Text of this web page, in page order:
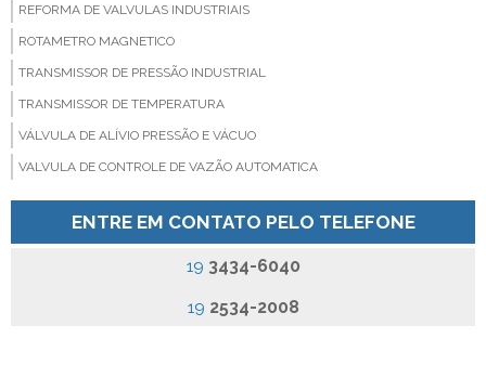
REFORMA DE VALVULAS INDUSTRIAIS
ROTAMETRO MAGNETICO
TRANSMISSOR DE PRESSÃO INDUSTRIAL
TRANSMISSOR DE TEMPERATURA
VÁLVULA DE ALÍVIO PRESSÃO E VÁCUO
VALVULA DE CONTROLE DE VAZÃO AUTOMATICA
VALVULA DE SEGURANÇA
VALVULA PARA CONTROLE DE VAZÃO
VALVULA QUEBRA VACUO BRONZE
ENTRE EM CONTATO PELO TELEFONE
19 3434-6040
19 2534-2008